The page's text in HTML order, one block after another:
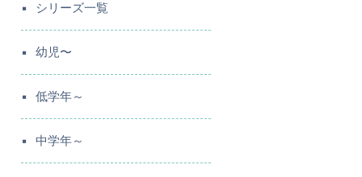
シリーズ一覧
幼児〜
低学年～
中学年～